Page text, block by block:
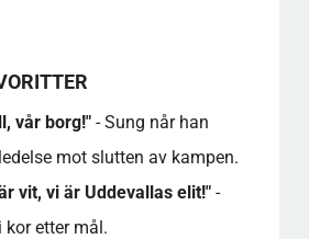
vår borg!"- Sung når han
mot slutten av kampen.
vit, vi är Uddevallas elit!"-
kor etter mål.